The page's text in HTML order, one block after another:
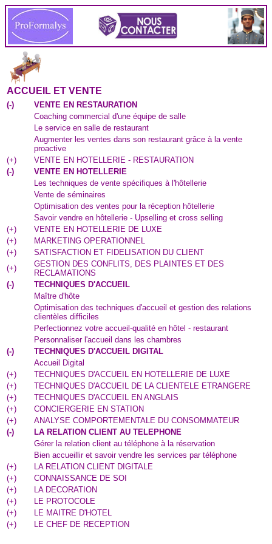
ACCUEIL ET VENTE
(-)
VENTE EN RESTAURATION
Coaching commercial d'une équipe de salle
Le service en salle de restaurant
Augmenter les ventes dans son restaurant grâce à la vente
proactive
(+)
VENTE EN HOTELLERIE - RESTAURATION
(-)
VENTE EN HOTELLERIE
Les techniques de vente spécifiques à l'hôtellerie
Vente de séminaires
Optimisation des ventes pour la réception hôtellerie
Savoir vendre en hôtellerie - Upselling et cross selling
(+)
VENTE EN HOTELLERIE DE LUXE
(+)
MARKETING OPERATIONNEL
(+)
SATISFACTION ET FIDELISATION DU CLIENT
(+)
GESTION DES CONFLITS, DES PLAINTES ET DES
RECLAMATIONS
(-)
TECHNIQUES D'ACCUEIL
Maître d'hôte
Optimisation des techniques d'accueil et gestion des relations
clientèles difficiles
Perfectionnez votre accueil-qualité en hôtel - restaurant
Personnaliser l'accueil dans les chambres
(-)
TECHNIQUES D'ACCUEIL DIGITAL
Accueil Digital
(+)
TECHNIQUES D'ACCUEIL EN HOTELLERIE DE LUXE
(+)
TECHNIQUES D'ACCUEIL DE LA CLIENTELE ETRANGERE
(+)
TECHNIQUES D'ACCUEIL EN ANGLAIS
(+)
CONCIERGERIE EN STATION
(+)
ANALYSE COMPORTEMENTALE DU CONSOMMATEUR
(-)
LA RELATION CLIENT AU TELEPHONE
Gérer la relation client au téléphone à la réservation
Bien accueillir et savoir vendre les services par téléphone
(+)
LA RELATION CLIENT DIGITALE
(+)
CONNAISSANCE DE SOI
(+)
LA DECORATION
(+)
LE PROTOCOLE
(+)
LE MAITRE D'HOTEL
(+) LE CHEF DE RECEPTION